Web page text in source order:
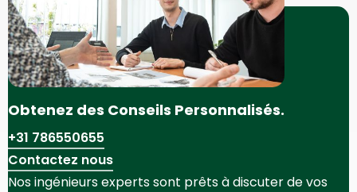
Obtenez des Conseils Personnalisés.
+31 786550655
Contactez nous
Nos ingénieurs experts sont prêts à discuter de vos